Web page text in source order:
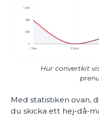
Hur convertkit
Med statistiken ovan,
du skicka ett hej-då-